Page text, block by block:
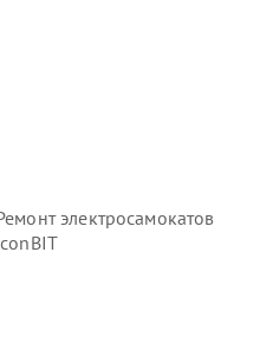
электросамокатов